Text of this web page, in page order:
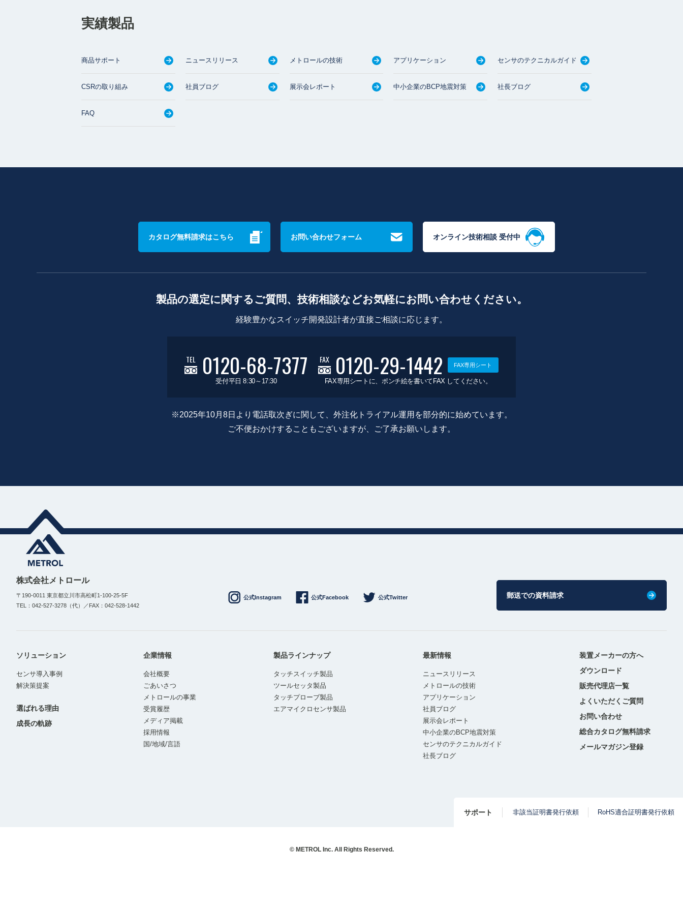
実績製品
商品サポート ニュースリリース メトロールの技術 アプリケーション センサのテクニカルガイド
CSRの取り組み 社員ブログ 展示会レポート 中小企業のBCP地震対策 社長ブログ
FAQ
カタログ無料請求はこちら お問い合わせフォーム オンライン技術相談 受付中
製品の選定に関するご質問、技術相談などお気軽にお問い合わせください。
経験豊かなスイッチ開発設計者が直接ご相談に応じます。
TEL 0120-68-7377
受付平日 8:30～17:30
FAX 0120-29-1442 FAX専用シート
FAX専用シートに、ポンチ絵を書いてFAX してください。
※2025年10月8日より電話取次ぎに関して、外注化トライアル運用を部分的に始めています。
ご不便おかけすることもございますが、ご了承お願いします。
株式会社メトロール
〒190-0011 東京都立川市高松町1-100-25-5F
TEL：042-527-3278（代）／FAX：042-528-1442
公式Instagram 公式Facebook 公式Twitter 郵送での資料請求
ソリューション
センサ導入事例
解決策提案
選ばれる理由
成長の軌跡
企業情報
会社概要
ごあいさつ
メトロールの事業
受賞履歴
メディア掲載
採用情報
国/地域/言語
製品ラインナップ
タッチスイッチ製品
ツールセッタ製品
タッチプローブ製品
エアマイクロセンサ製品
最新情報
ニュースリリース
メトロールの技術
アプリケーション
社員ブログ
展示会レポート
中小企業のBCP地震対策
センサのテクニカルガイド
社長ブログ
装置メーカーの方へ
ダウンロード
販売代理店一覧
よくいただくご質問
お問い合わせ
総合カタログ無料請求
メールマガジン登録
サポート 非該当証明書発行依頼 RoHS適合証明書発行依頼
© METROL Inc. All Rights Reserved.